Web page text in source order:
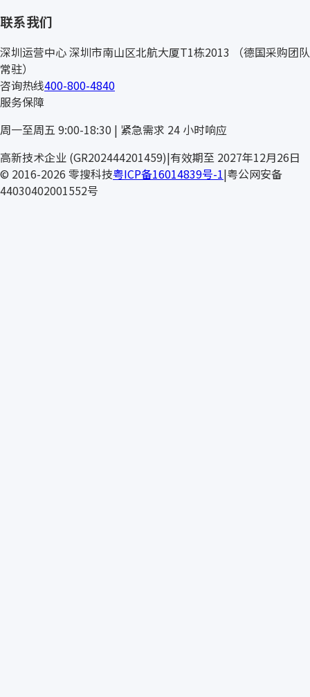
联系我们
深圳运营中心深圳市南山区北航大厦T1栋2013
（德国采购团队
常驻）
咨询热线400-800-4840
服务保障
周一至周五 9:00-18:30 | 紧急需求 24 小时响应
高新技术企业 (GR202444201459)|有效期至 2027年12月26日
© 2016-2026 零搜科技粤ICP备16014839号-1|粤公网安备
44030402001552号